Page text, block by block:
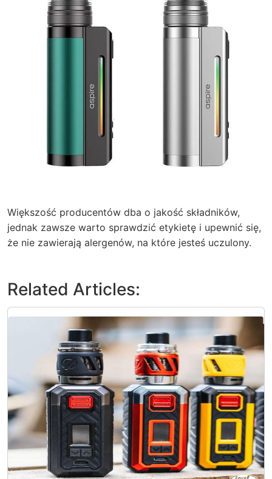
Większość producentów dba o jakość składników,
jednak zawsze warto sprawdzić etykietę i upewnić się,
że nie zawierają alergenów, na które jesteś uczulony.
Related Articles: